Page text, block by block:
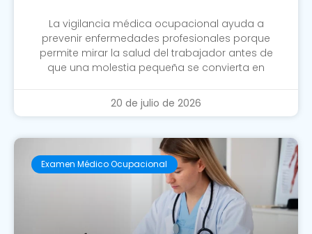
La vigilancia médica ocupacional ayuda a
prevenir enfermedades profesionales porque
permite mirar la salud del trabajador antes de
que una molestia pequeña se convierta en
20 de julio de 2026
Examen Médico Ocupacional